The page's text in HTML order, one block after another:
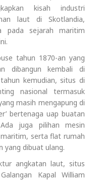
kisah industri
laut di Skotlandia,
pada sejarah maritim
tahun 1870-an yang
dibangun kembali di
kemudian, situs di
nasional termasuk
masih mengapung di
bertenaga uap buatan
juga pilihan mesin
serta flat rumah
yang dibuat ulang.
angkatan laut, situs
Kapal William